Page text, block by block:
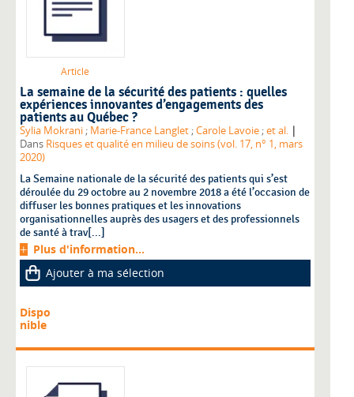
Article
La semaine de la sécurité des patients : quelles
expériences innovantes d’engagements des
patients au Québec ?
Sylia Mokrani ; Marie-France Langlet ;Carole Lavoie ;et al. |
Dans Risques et qualité en milieu de soins (vol. 17, n° 1, mars
2020)
La Semaine nationale de la sécurité des patients qui s’est
déroulée du 29 octobre au 2 novembre 2018 a été l’occasion de
diffuser les bonnes pratiques et les innovations
organisationnelles auprès des usagers et des professionnels
de santé à trav[...]
Plus d'information...
Ajouter à ma sélection
Dispo
nible